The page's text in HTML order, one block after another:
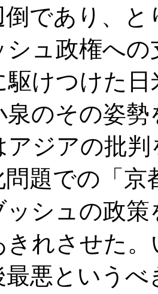
倒であり、
シュ政権へ
駆けつけた
泉のその姿
アジアの批
題での「京
ッシュの政
きれさせた
最悪という